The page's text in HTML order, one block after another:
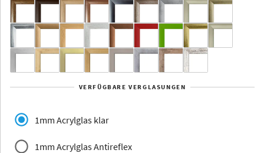
Yukon Alaska
VERFÜGBARE VERGLASUNGEN
1mm Acrylglas klar
1mm Acrylglas Antireflex